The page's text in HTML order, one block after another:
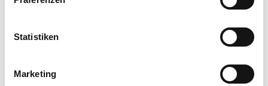
Informationen über Ihre geografische Lage
können
bestimmten Merkmalen (Fingerprinting) identifizieren
Erfahren Sie mehr darüber, wie Ihre persönlichen Daten
Statistiken
Marketing